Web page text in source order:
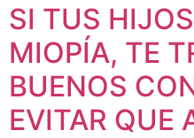
SI TUS
MIOPÍA, TE
BUENOS
EVITAR QUE